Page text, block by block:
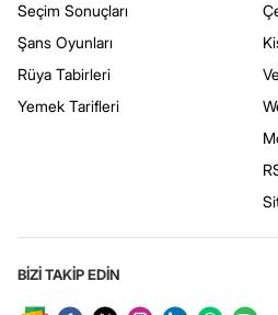
Seçim Sonuçları
Şans Oyunları
Rüya Tabirleri
Yemek Tarifleri
BİZİ TAKİP EDİN